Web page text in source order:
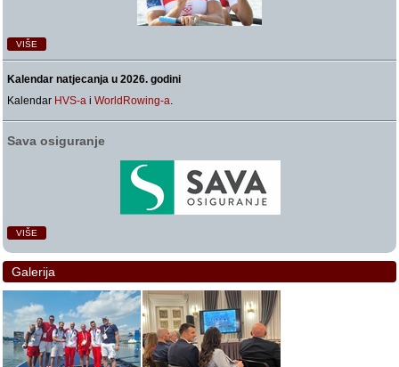
VIŠE
Kalendar natjecanja u 2026. godini
Kalendar HVS-a iWorldRowing-a.
Sava osiguranje
VIŠE
Galerija